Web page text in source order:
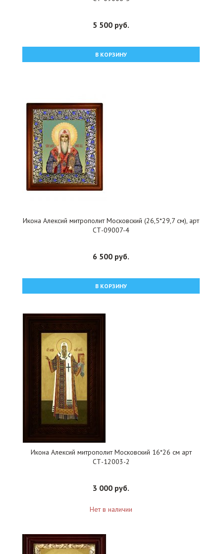
5 500 руб.
В КОРЗИНУ
Икона Алексий митрополит Московский (26,5*29,7 см), арт
СТ-09007-4
6 500 руб.
В КОРЗИНУ
Икона Алексий митрополит Московский 16*26 см арт
СТ-12003-2
3 000 руб.
Нет в наличии